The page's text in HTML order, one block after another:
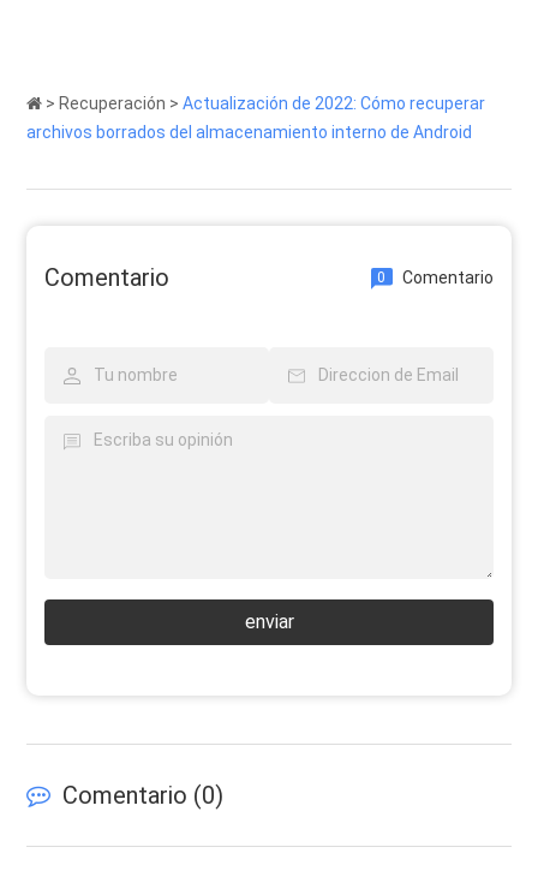
> Recuperación >Actualización de 2022: Cómo recuperar
archivos borrados del almacenamiento interno de Android
Comentario 0 Comentario
enviar
Comentario (0)